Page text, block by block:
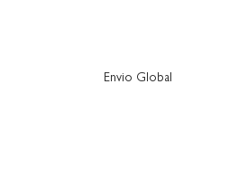
Envio Global